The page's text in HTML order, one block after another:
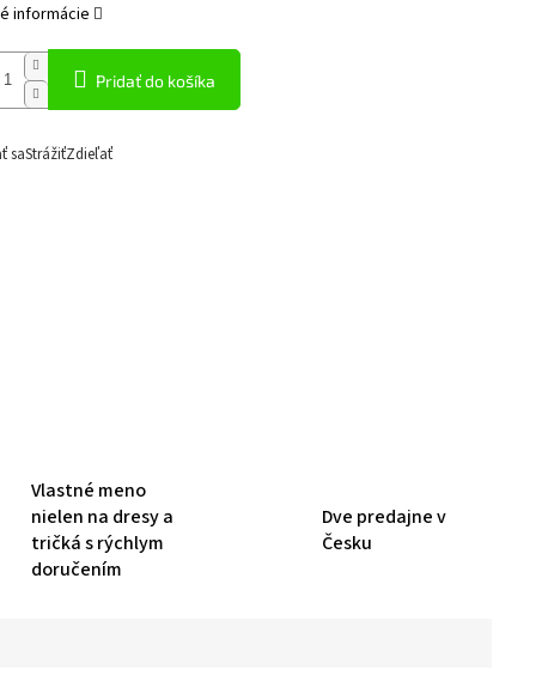
Pridať do košíka
informácie
saStrážiťZdieľať
Vlastné meno
nielen na dresy a
tričká s rýchlym
doručením
Dve predajne v
Česku